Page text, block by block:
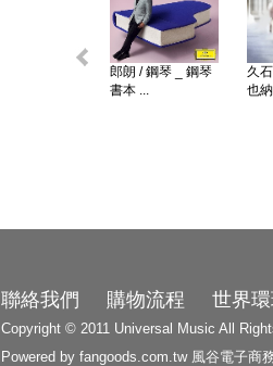
郎朗 / 鋼琴 _ 鋼琴
書本 ...
久
也
聯絡我們 購物流程 世界
Copyright © 2011 Universal Music All
Powered by fangoods.com.tw 風谷電子商